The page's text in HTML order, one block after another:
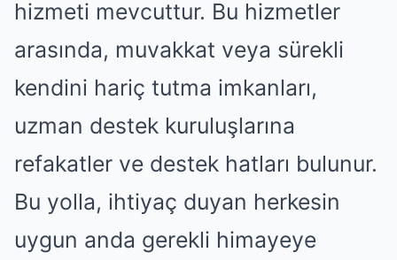
hizmeti mevcuttur. Bu hizmetler
arasında, muvakkat veya sürekli
kendini hariç tutma imkanları,
uzman destek kuruluşlarına
refakatler ve destek hatları bulunur.
Bu yolla, ihtiyaç duyan herkesin
uygun anda gerekli himayeye